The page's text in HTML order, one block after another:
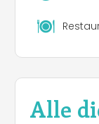
Alle